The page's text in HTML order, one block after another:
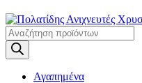
Products
search
Αγαπημένα